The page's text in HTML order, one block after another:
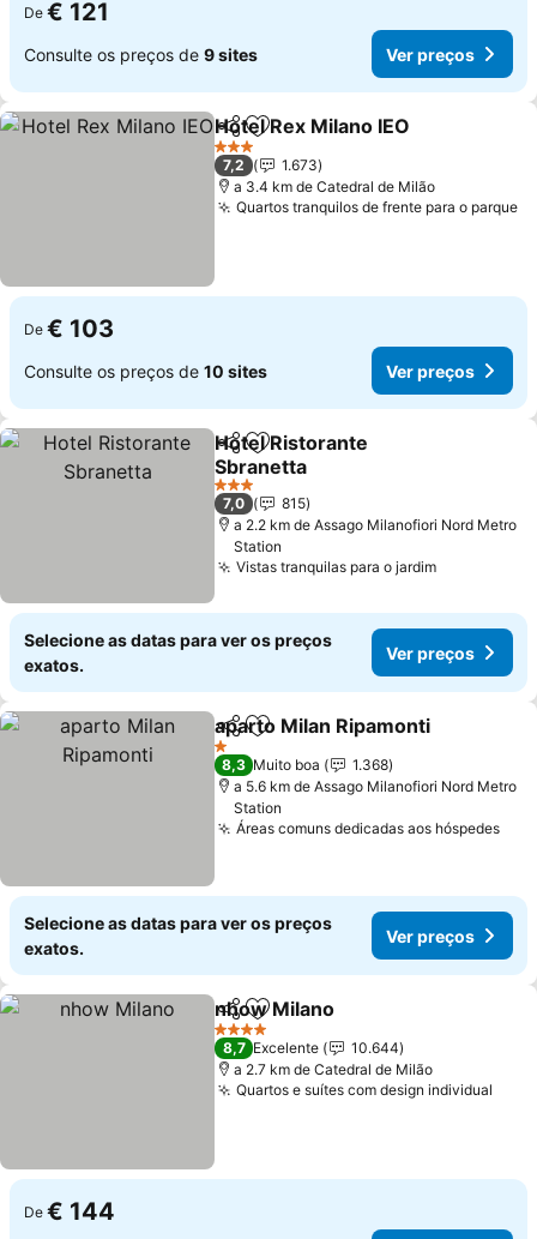
De € 121
Consulte os preços de 9 sites Ver preços
PartilharAdicionar aos favoritos
Hotel Rex Milano IEO
3 Estrelas
7,2
1.673
a 3.4 km de Catedral de Milão
Quartos tranquilos de frente para o parque
De € 103
Consulte os preços de 10 sites Ver preços
PartilharAdicionar aos favoritos
Hotel Ristorante
Sbranetta
3 Estrelas
7,0
815
a 2.2 km de Assago Milanofiori Nord Metro
Station
Vistas tranquilas para o jardim
Selecione as datas para ver os preços
exatos.
Ver preços
PartilharAdicionar aos favoritos
aparto Milan Ripamonti
1 Estrelas
8,3 Muito boa
1.368
a 5.6 km de Assago Milanofiori Nord Metro
Station
Áreas comuns dedicadas aos hóspedes
Selecione as datas para ver os preços
exatos.
Ver preços
PartilharAdicionar aos favoritos
nhow Milano
4 Estrelas
8,7 Excelente
10.644
a 2.7 km de Catedral de Milão
Quartos e suítes com design individual
De € 144